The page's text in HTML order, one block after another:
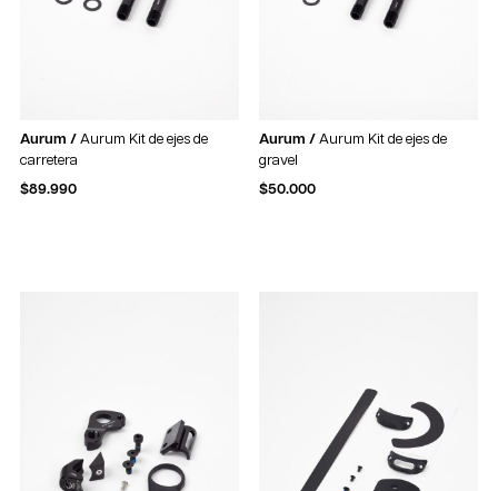
Aurum / Aurum Kit de ejes de
carretera
$89.990
Aurum / Aurum Kit de ejes de
gravel
$50.000